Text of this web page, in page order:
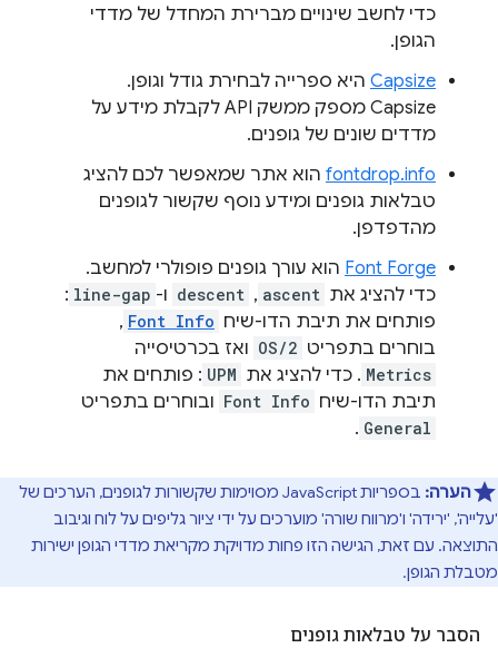
כדי לחשב שינויים מברירת המחדל של מדדי
הגופן.
Capsize היא ספרייה לבחירת גודל וגופן.
Capsize מספק ממשק API לקבלת מידע על
מדדים שונים של גופנים.
fontdrop.info הוא אתר שמאפשר לכם להציג
טבלאות גופנים ומידע נוסף שקשור לגופנים
מהדפדפן.
Font Forge הוא עורך גופנים פופולרי למחשב.
כדי להציג את ascent
,‏
descent ו- line-gap
:
פותחים את תיבת הדו-שיח Font Info
,
בוחרים בתפריט OS/2 ואז בכרטיסייה
Metrics . כדי להציג את UPM : פותחים את
תיבת הדו-שיח Font Info ובוחרים בתפריט
General
.
הערה:
בספריות JavaScript מסוימות שקשורות לגופנים, הערכים של
'עלייה', 'ירידה' ו'מרווח שורה' מוערכים על ידי ציור גליפים על לוח וגיבוב
התוצאה. עם זאת, הגישה הזו פחות מדויקת מקריאת מדדי הגופן ישירות
מטבלת הגופן.
הסבר על טבלאות גופנים